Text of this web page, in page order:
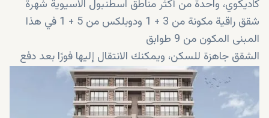
كاديكوي، واحدة من أكثر مناطق اسطنبول الآسيوية شهرة
شقق راقية مكونة من 3 + 1 ودوبلكس من 5 + 1 في هذا
المبنى المكون من 9 طوابق
الشقق جاهزة للسكن، ويمكنك الانتقال إليها فورًا بعد دفع
ثمنها وإجراء الصفقة
جميع سندات الملكية جاهزة
شقق مناسبة للذين يرغبون في الحصول على الجنسية